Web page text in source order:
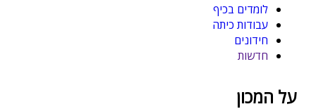
לומדים בכיף
עבודות כיתה
חידונים
חדשות
על המכון